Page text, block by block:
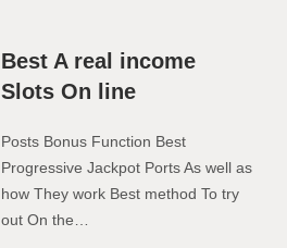
Best A real income
Slots On line
Posts Bonus Function Best
Progressive Jackpot Ports As well as
how They work Best method To try
out On the…